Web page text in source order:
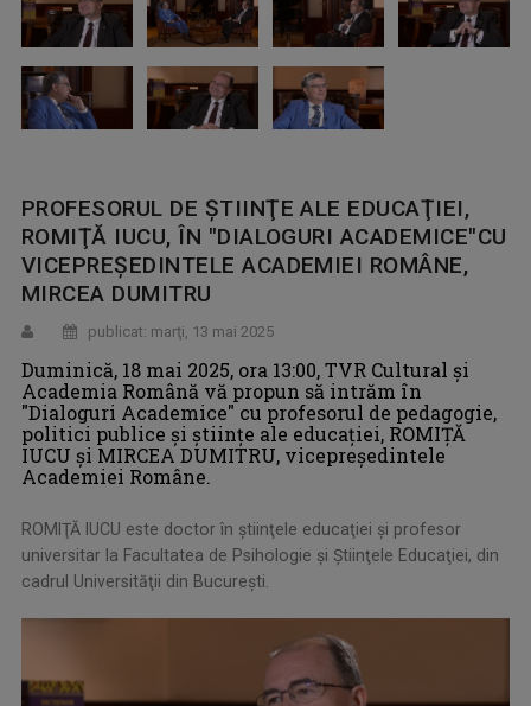
PROFESORUL DE ŞTIINŢE ALE EDUCAŢIEI,
ROMIŢĂ IUCU, ÎN "DIALOGURI ACADEMICE"​CU
VICEPREŞEDINTELE ACADEMIEI ROMÂNE,
MIRCEA DUMITRU
publicat: marţi, 13 mai 2025
Duminică, 18 mai 2025, ora 13:00, TVR Cultural şi
Academia Română vă propun să intrăm în
"Dialoguri Academice" cu profesorul de pedagogie,
politici publice şi ştiinţe ale educaţiei, ROMIŢĂ
IUCU şi MIRCEA DUMITRU, vicepreşedintele
Academiei Române.
ROMIŢĂ IUCU este doctor în ştiinţele educaţiei şi profesor
universitar la Facultatea de Psihologie şi Ştiinţele Educaţiei, din
cadrul Universităţii din Bucureşti.